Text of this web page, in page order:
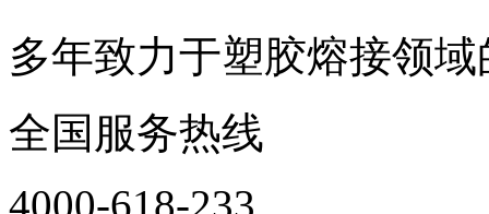
多年致力于塑胶熔接领
全国服务热线
4000-618-233